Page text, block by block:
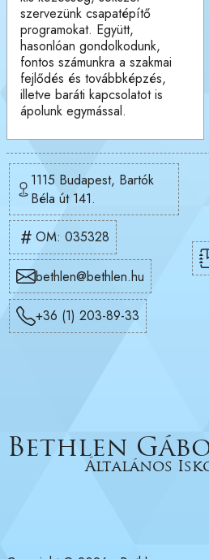
szervezünk csapatépítő
programokat. Együtt,
hasonlóan gondolkodunk,
fontos számunkra a szakmai
fejlődés és továbbképzés,
illetve baráti kapcsolatot is
ápolunk egymással.
Bethlen
Általános
1115 Budapest, Bartók
Béla út 141.
OM: 035328
bethlen@bethlen.hu
+36 (1) 203-89-33